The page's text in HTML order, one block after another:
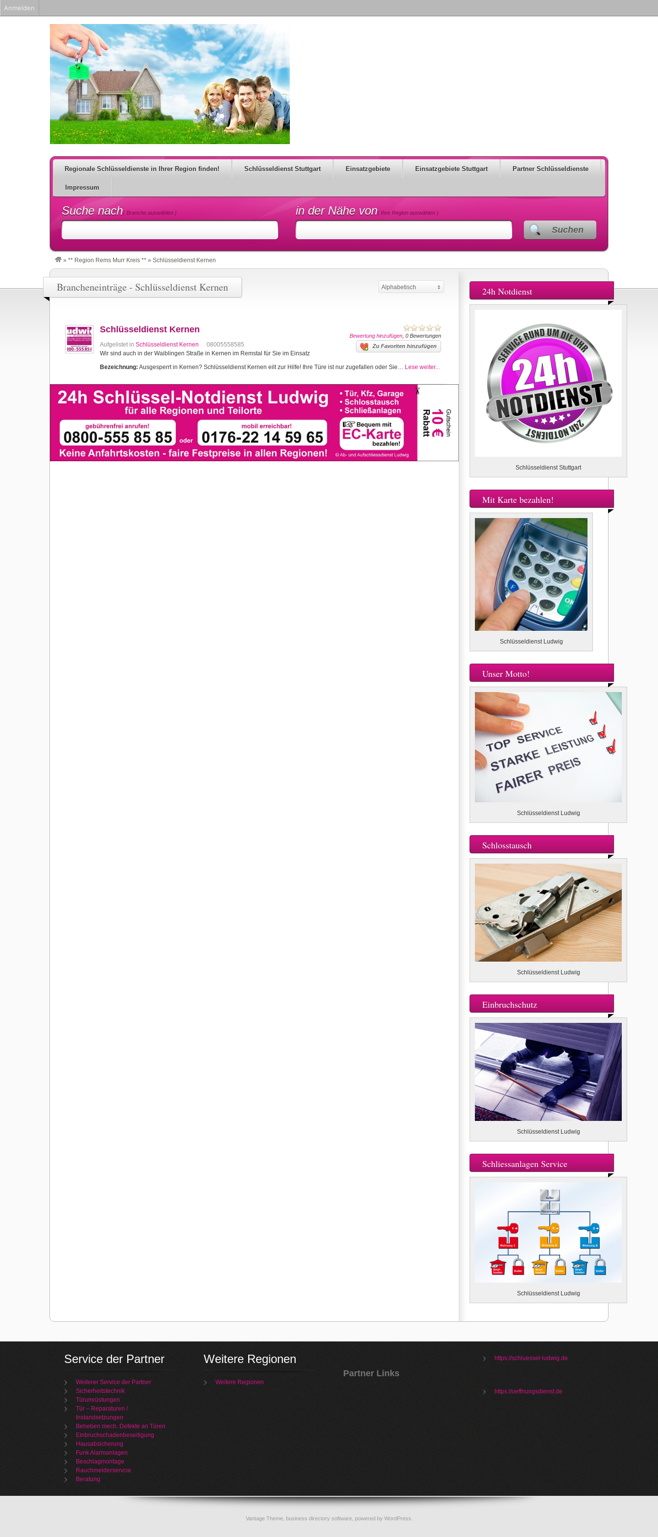
Regionale Schlüsseldienste in Ihrer Region finden! Schlüsseldienst Stuttgart Einsatzgebiete Einsatzgebiete Stuttgart Partner Schlüsseldienste
Impressum
Suche nach( Branche auswählen ) in der Nähe von( Ihre Region auswählen )
Suchen
» ** Region Rems Murr Kreis ** » Schlüsseldienst Kernen
Brancheneinträge - Schlüsseldienst Kernen Alphabetisch
Bewertung hinzufügen , 0 Bewertungen
Schlüsseldienst Kernen
Aufgelistet in Schlüsseldienst Kernen Zu Favoriten hinzufügen
08005558585
Wir sind auch in der Waiblingen Straße in Kernen im Remstal für Sie im Einsatz
Bezeichnung: Ausgesperrt in Kernen? Schlüsseldienst Kernen eilt zur Hilfe! Ihre Türe ist nur zugefallen oder Sie… Lese weiter...
24h Notdienst
Schlüsseldienst Stuttgart
Mit Karte bezahlen!
Schlüsseldienst Ludwig
Unser Motto!
Schlüsseldienst Ludwig
Schlosstausch
Schlüsseldienst Ludwig
Einbruchschutz
Schlüsseldienst Ludwig
Schliessanlagen Service
Schlüsseldienst Ludwig
Service der Partner
Weiterer Service der Partner
Sicherheitstechnik
Türumrüstungen
Tür – Reparaturen /
Instandsetzungen
Beheben mech. Defekte an Türen
Einbruchschadenbeseitigung
Hausabsicherung
Funk Alarmanlagen
Beschlagmontage
Rauchmelderservcie
Beratung
Weitere Regionen
Weitere Regionen
Partner Links
https://schluessel-ludwig.de
https://oeffnungsdienst.de
Vantage Theme, business directory software, powered by WordPress
Anmelden